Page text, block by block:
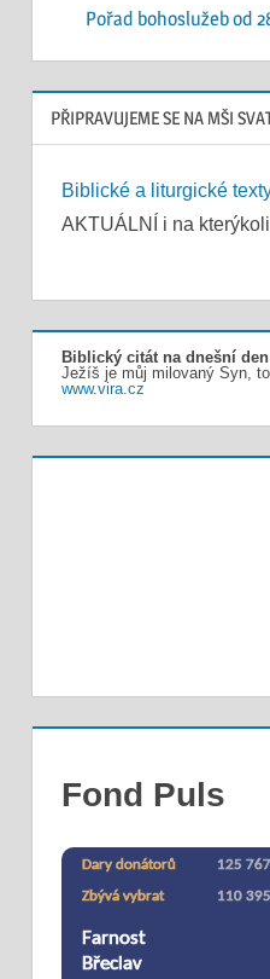
příspěvek
Pořad bohoslužeb od
PŘIPRAVUJEME SE NA MŠI
Biblické a liturgické
AKTUÁLNÍ i na
Biblický citát na dnešní den
Ježíš je můj milovaný Syn,
www.vira.cz
Fond Puls